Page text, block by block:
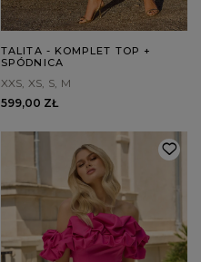
TALITA - KOMPLET TOP +
SPÓDNICA
XXS XS S M
599,00 ZŁ